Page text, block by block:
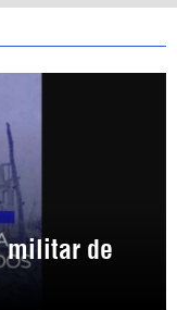
militar de